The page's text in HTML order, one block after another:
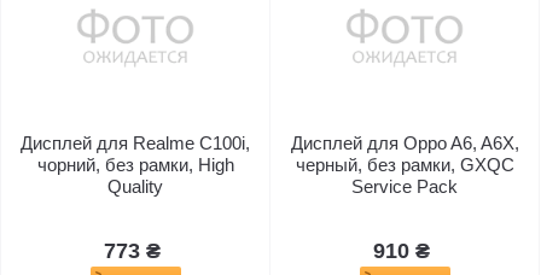
Дисплей для Realme C100i,
чорний, без рамки, High
Quality
773 ₴
Дисплей для Oppo A6, A6X,
черный, без рамки, GXQC
Service Pack
910 ₴